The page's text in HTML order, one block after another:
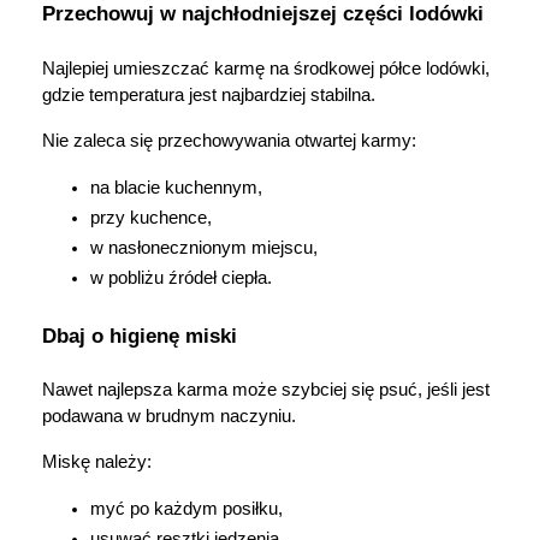
Przechowuj w najchłodniejszej części lodówki
Najlepiej umieszczać karmę na środkowej półce lodówki,
gdzie temperatura jest najbardziej stabilna.
Nie zaleca się przechowywania otwartej karmy:
na blacie kuchennym,
przy kuchence,
w nasłonecznionym miejscu,
w pobliżu źródeł ciepła.
Dbaj o higienę miski
Nawet najlepsza karma może szybciej się psuć, jeśli jest
podawana w brudnym naczyniu.
Miskę należy:
myć po każdym posiłku,